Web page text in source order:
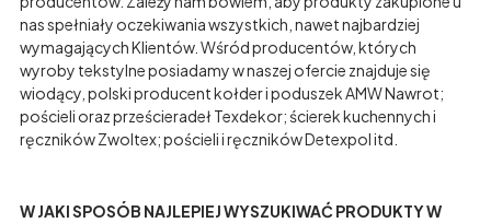
nas spełniały oczekiwania wszystkich, nawet najbardziej
wymagających Klientów. Wśród producentów, których
wyroby tekstylne posiadamy w naszej ofercie znajduje się
wiodący, polski producent kołder i poduszek AMW Nawrot;
pościeli oraz prześcieradeł Texdekor; ścierek kuchennych i
ręczników Zwoltex; pościeli i ręczników Detexpol itd.
W JAKI SPOSÓB NAJLEPIEJ WYSZUKIWAĆ PRODUKTY W